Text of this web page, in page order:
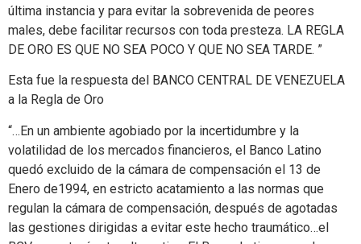
última instancia y para evitar la sobrevenida de peores
males, debe facilitar recursos con toda presteza. LA REGLA
DE ORO ES QUE NO SEA POCO Y QUE NO SEA TARDE. ”
Esta fue la respuesta del BANCO CENTRAL DE VENEZUELA
a la Regla de Oro
“…En un ambiente agobiado por la incertidumbre y la
volatilidad de los mercados financieros, el Banco Latino
quedó excluido de la cámara de compensación el 13 de
Enero de1994, en estricto acatamiento a las normas que
regulan la cámara de compensación, después de agotadas
las gestiones dirigidas a evitar este hecho traumático…el